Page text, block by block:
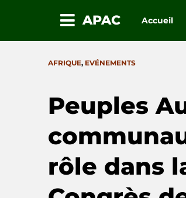
APAC Accueil
CATEGORIES
AFRIQUE, EVÉNEMENTS
Peuples
rôle dans